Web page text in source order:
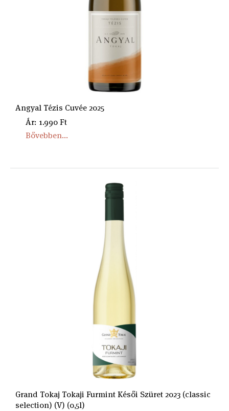
Angyal Tézis Cuvée 2025
Ár: 1.990 Ft
Bővebben...
Grand Tokaj Tokaji Furmint Késői Szüret 2023 (classic
selection) (V) (0,5l)